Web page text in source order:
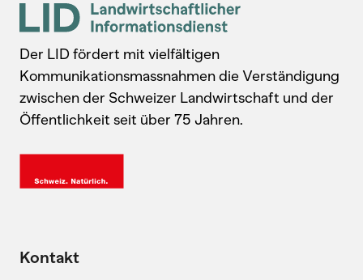
Der LID fördert mit vielfältigen
Kommunikationsmassnahmen die Verständigung
zwischen der Schweizer Landwirtschaft und der
Öffentlichkeit seit über 75 Jahren.
Kontakt